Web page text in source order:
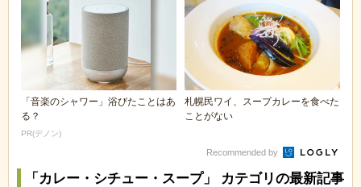
「音楽のシャワー」浴びたことはあ
る？
PR(デノン)
札幌民ワイ、スープカレーを食べた
ことがない
Recommended by
「カレー・シチュー・スープ」 カテゴリの最新記事